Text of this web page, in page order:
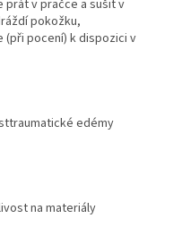
prát v pračce a sušit v
pokožku,
pocení) k dispozici v
edémy
na materiály